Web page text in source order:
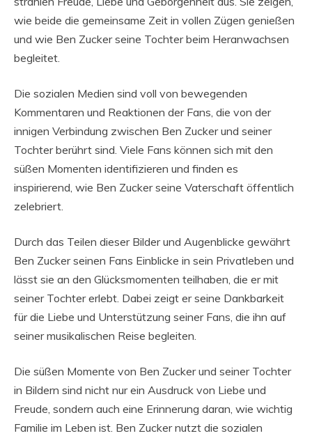
wie beide die gemeinsame Zeit in vollen Zügen genießen
und wie Ben Zucker seine Tochter beim Heranwachsen
begleitet.
Die sozialen Medien sind voll von bewegenden
Kommentaren und Reaktionen der Fans, die von der
innigen Verbindung zwischen Ben Zucker und seiner
Tochter berührt sind. Viele Fans können sich mit den
süßen Momenten identifizieren und finden es
inspirierend, wie Ben Zucker seine Vaterschaft öffentlich
zelebriert.
Durch das Teilen dieser Bilder und Augenblicke gewährt
Ben Zucker seinen Fans Einblicke in sein Privatleben und
lässt sie an den Glücksmomenten teilhaben, die er mit
seiner Tochter erlebt. Dabei zeigt er seine Dankbarkeit
für die Liebe und Unterstützung seiner Fans, die ihn auf
seiner musikalischen Reise begleiten.
Die süßen Momente von Ben Zucker und seiner Tochter
in Bildern sind nicht nur ein Ausdruck von Liebe und
Freude, sondern auch eine Erinnerung daran, wie wichtig
Familie im Leben ist. Ben Zucker nutzt die sozialen